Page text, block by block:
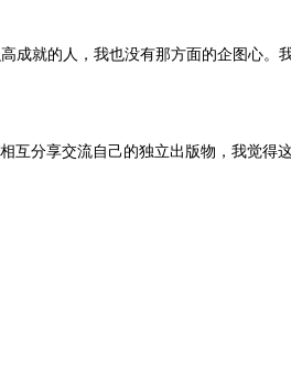
成就的人，我也没有那方面的企图心。
分享交流自己的独立出版物，我觉得